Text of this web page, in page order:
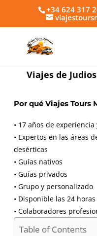
+34 624 317
Viajes de
Por qué Viajes Tours
• 17 años de
• Expertos en las áreas
desérticas
• Guías nativos
• Guías privados
• Grupo y personalizado
• Disponible las 24 horas
• Colaboradores
Table of Contents